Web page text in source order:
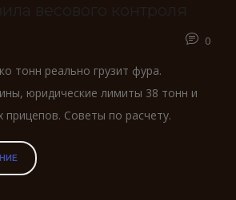
весового контроля
0
тонн реально грузит фура.
юридические лимиты 38 тонн и
прицепов. Советы по расчету.